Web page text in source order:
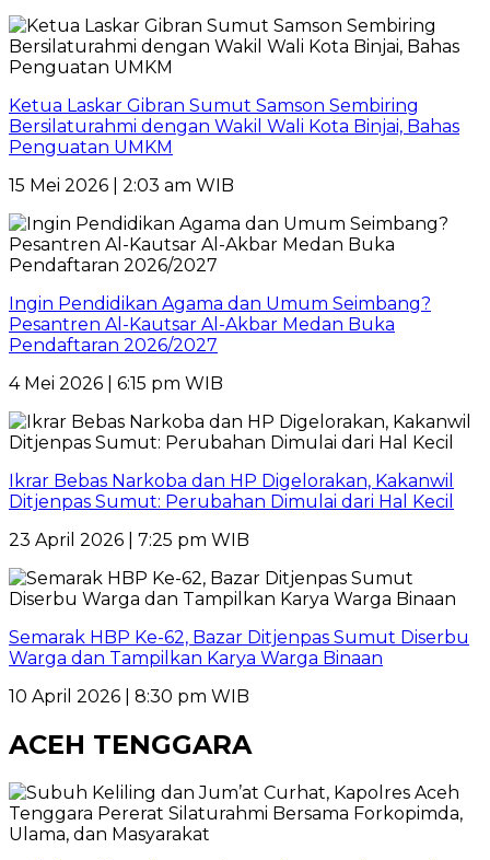
Ketua Laskar Gibran Sumut Samson Sembiring
Bersilaturahmi dengan Wakil Wali Kota Binjai, Bahas
Penguatan UMKM
15 Mei 2026 | 2:03 am WIB
Ingin Pendidikan Agama dan Umum Seimbang?
Pesantren Al-Kautsar Al-Akbar Medan Buka
Pendaftaran 2026/2027
4 Mei 2026 | 6:15 pm WIB
Ikrar Bebas Narkoba dan HP Digelorakan, Kakanwil
Ditjenpas Sumut: Perubahan Dimulai dari Hal Kecil
23 April 2026 | 7:25 pm WIB
Semarak HBP Ke-62, Bazar Ditjenpas Sumut Diserbu
Warga dan Tampilkan Karya Warga Binaan
10 April 2026 | 8:30 pm WIB
ACEH TENGGARA